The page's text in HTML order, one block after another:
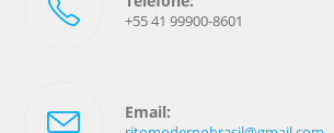
+55 41 99900-8601
Email: